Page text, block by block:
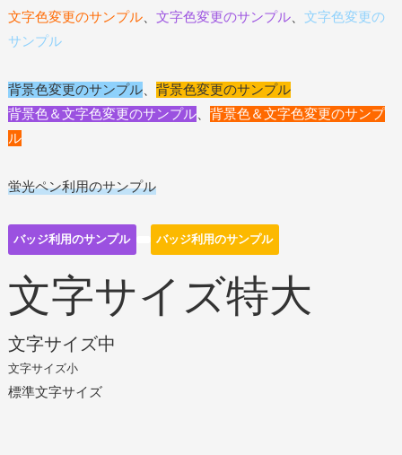
文字色変更のサンプル、 文字色変更のサンプル、 文字色変更の
サンプル
背景色変更のサンプル、 背景色変更のサンプル
背景色＆文字色変更のサンプル、 背景色＆文字色変更のサンプ
ル
蛍光ペン利用のサンプル
バッジ利用のサンプル バッジ利用のサンプル
文字サイズ特大
文字サイズ中
文字サイズ小
標準文字サイズ